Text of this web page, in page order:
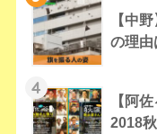
【中
の理
4
【阿
2018